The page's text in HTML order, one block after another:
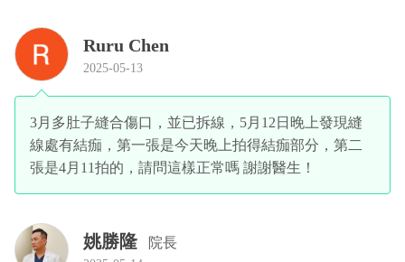
Ruru Chen
2025-05-13
3月多肚子縫合傷口，並已拆線，5月12日晚上發現縫
線處有結痂，第一張是今天晚上拍得結痂部分，第二
張是4月11拍的，請問這樣正常嗎 謝謝醫生！
姚勝隆 院長